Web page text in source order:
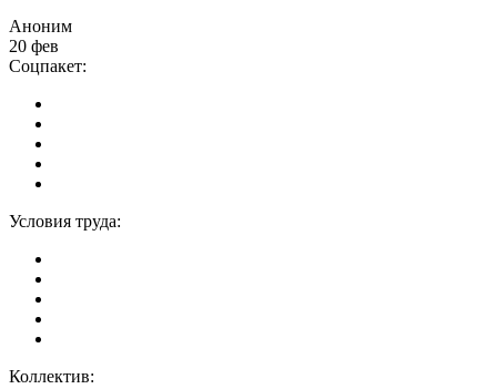
Аноним
20 фев
Соцпакет:
Условия труда:
Коллектив: